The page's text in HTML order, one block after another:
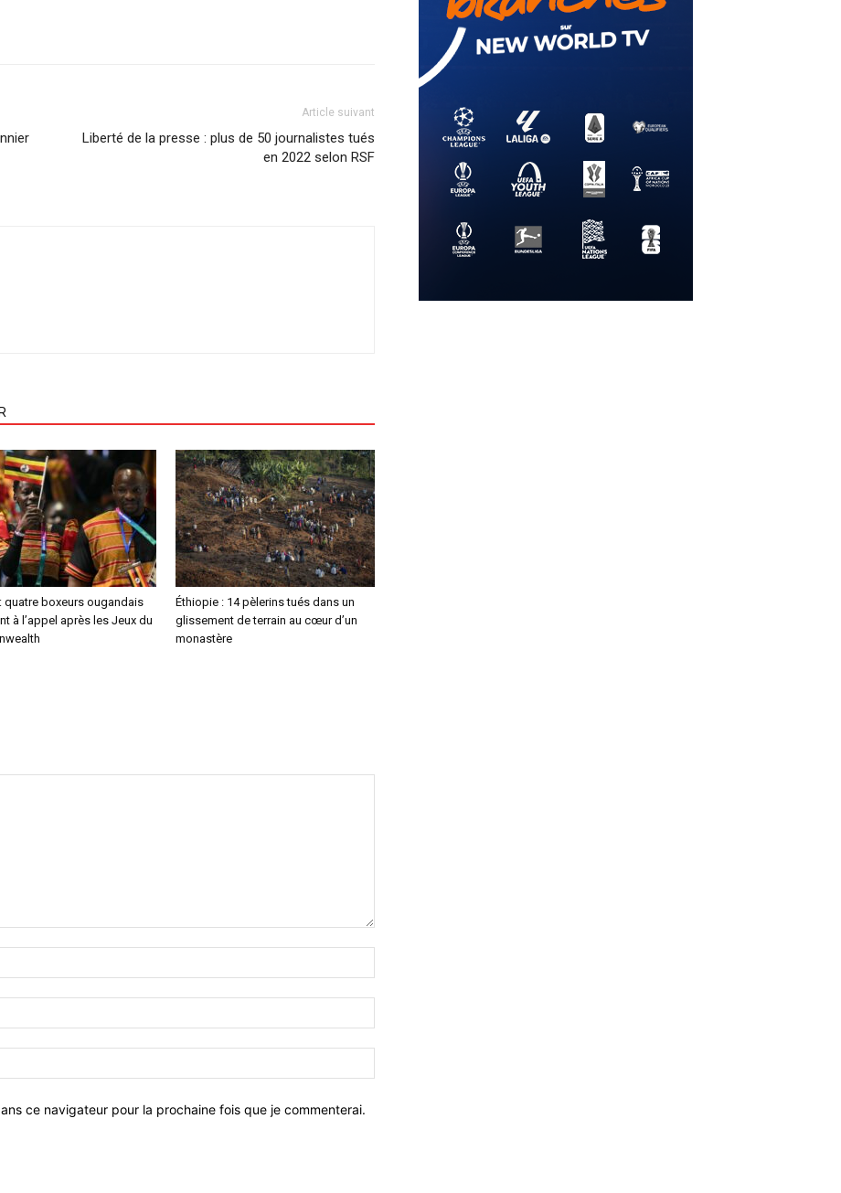
Article suivant
Liberté de la presse : plus de 50 journalistes tués
en 2022 selon RSF
quatre boxeurs ougandais
à l’appel après les Jeux du
Éthiopie : 14 pèlerins tués dans un
glissement de terrain au cœur d’un
monastère
ce navigateur pour la prochaine fois que je commenterai.